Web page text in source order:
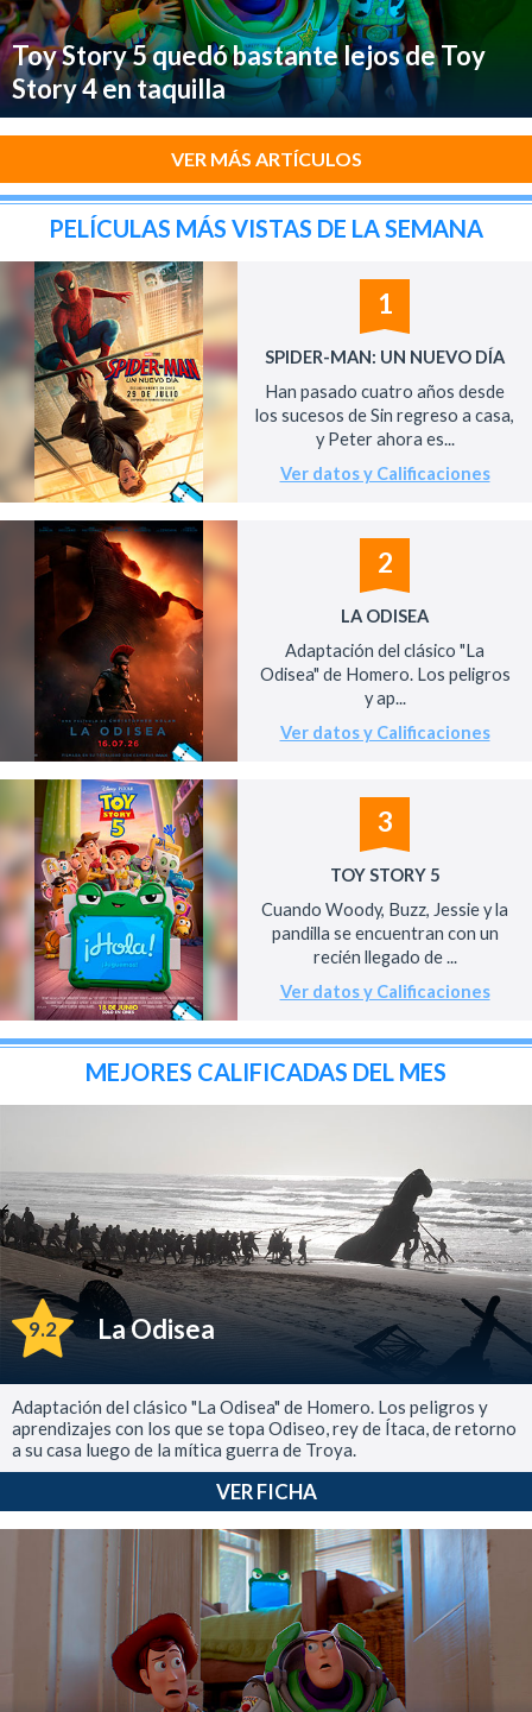
Toy Story 5 quedó bastante lejos de Toy
Story 4 en taquilla
VER MÁS ARTÍCULOS
PELÍCULAS MÁS VISTAS DE LA SEMANA
1
SPIDER-MAN: UN NUEVO DÍA
Han pasado cuatro años desde
los sucesos de Sin regreso a casa,
y Peter ahora es...
Ver datos y Calificaciones
2
LA ODISEA
Adaptación del clásico "La
Odisea" de Homero. Los peligros
y ap...
Ver datos y Calificaciones
3
TOY STORY 5
Cuando Woody, Buzz, Jessie y la
pandilla se encuentran con un
recién llegado de ...
Ver datos y Calificaciones
MEJORES CALIFICADAS DEL MES
9.2 La Odisea
Adaptación del clásico "La Odisea" de Homero. Los peligros y
aprendizajes con los que se topa Odiseo, rey de Ítaca, de retorno
a su casa luego de la mítica guerra de Troya.
VER FICHA